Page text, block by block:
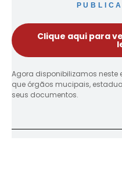
Clique aqui para
Agora disponibilizamos neste
que órgãos mucipais,
seus documentos.